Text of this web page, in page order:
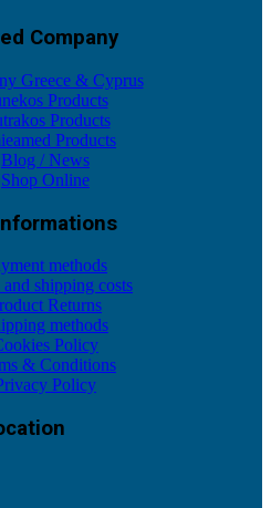
Company
Greece & Cyprus
Products
Products
Products
Blog / News
Shop Online
methods
and shipping costs
Returns
methods
Policy
& Conditions
Policy